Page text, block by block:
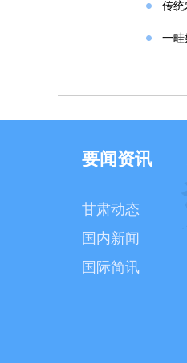
传统
一畦
要闻资讯
甘肃动态
国内新闻
国际简讯